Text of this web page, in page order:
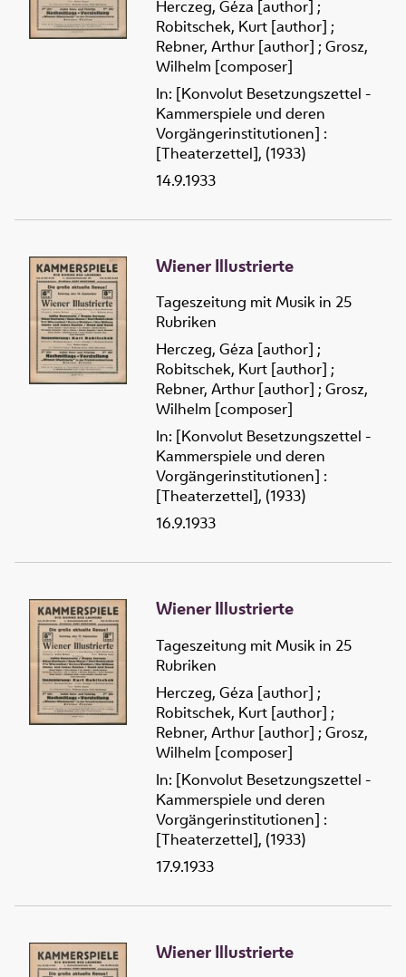
Herczeg, Géza [author] ;
Robitschek, Kurt [author] ;
Rebner, Arthur [author] ; Grosz,
Wilhelm [composer]
In: [Konvolut Besetzungszettel -
Kammerspiele und deren
Vorgängerinstitutionen] :
[Theaterzettel], (1933)
14.9.1933
Wiener Illustrierte
Tageszeitung mit Musik in 25
Rubriken
Herczeg, Géza [author] ;
Robitschek, Kurt [author] ;
Rebner, Arthur [author] ; Grosz,
Wilhelm [composer]
In: [Konvolut Besetzungszettel -
Kammerspiele und deren
Vorgängerinstitutionen] :
[Theaterzettel], (1933)
16.9.1933
Wiener Illustrierte
Tageszeitung mit Musik in 25
Rubriken
Herczeg, Géza [author] ;
Robitschek, Kurt [author] ;
Rebner, Arthur [author] ; Grosz,
Wilhelm [composer]
In: [Konvolut Besetzungszettel -
Kammerspiele und deren
Vorgängerinstitutionen] :
[Theaterzettel], (1933)
17.9.1933
Wiener Illustrierte